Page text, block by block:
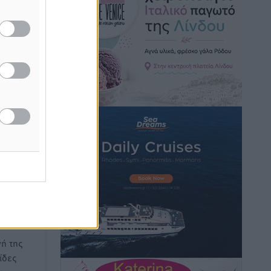
της
Hotels – Χατζηλαζάρου – Προχωρά
καινούργιο ξενοδοχείο στην Κω
Τοπικές Ειδήσεις•
Αυτοκίνητο μπήκε παράνομα σε
μονόδρομο στο Μαστιχάρι –
Αναποδογύρισε όχημα με μητέρα και
πριν 6 ώρες
“Η Ευρώπη αντιμετώπιζε το
προσφυγικό σαν ταινία τρόμου” – Η
συγκλονιστική μαρτυρία της Χαρούλας
Γιασιράνη στον RV για τα γεγονότα που
οδήγησαν στο Σύμφωνο της Λέρου
Τοπικές Ειδήσεις• πριν 6 ώρες
Συναυλία με τον Γιάννη Κότσιρα στις